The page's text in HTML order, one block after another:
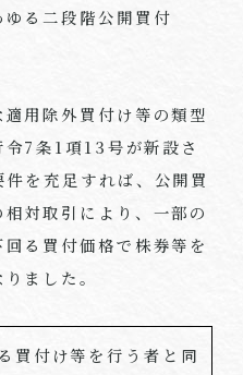
る二段階公開買付
用除外買付け等の類型
7条1項13号が新設さ
を充足すれば、公開買
対取引により、一部の
る買付価格で株券等を
ました。
付け等を行う者と同